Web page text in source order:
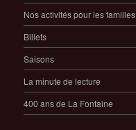
Nos activités pour les familles
Billets
Saisons
La minute de lecture
400 ans de La Fontaine